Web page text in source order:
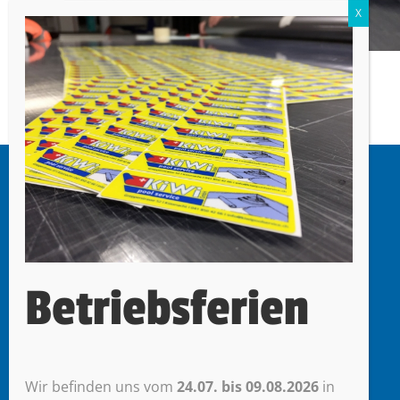
mr werbetechnik
Miori Roberto
6403 Küssnacht am Rigi
Betriebsferien
Wir befinden uns vom 24.07. bis 09.08.2026 in